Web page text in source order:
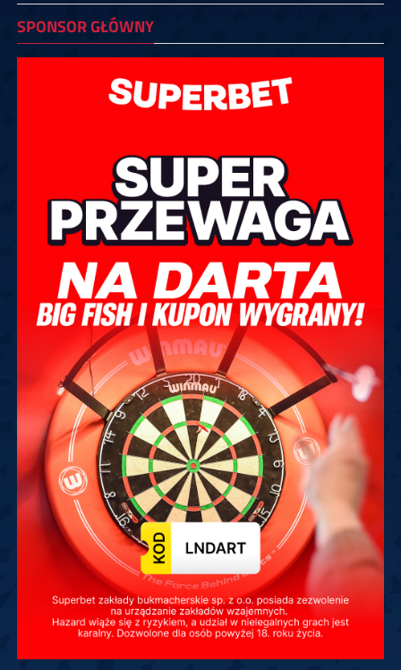
SPONSOR GŁÓWNY